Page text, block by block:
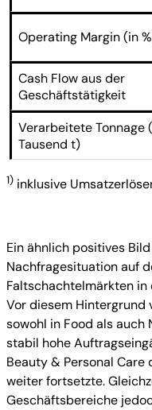
Operating Margin (in
Cash Flow aus der
Geschäftstätigkeit
Verarbeitete Tonnage
Tausend t)
1) inklusive
Ein ähnlich positives
Nachfragesituation auf
Faltschachtelmärkten in
Vor diesem Hintergrund
sowohl in Food als
stabil hohe
Beauty & Personal
weiter fortsetzte.
Geschäftsbereiche